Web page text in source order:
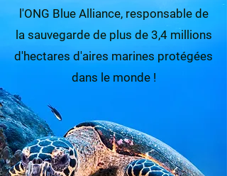
l'ONG Blue Alliance, responsable de
la sauvegarde de plus de 3,4 millions
d'hectares d'aires marines protégées
dans le monde !